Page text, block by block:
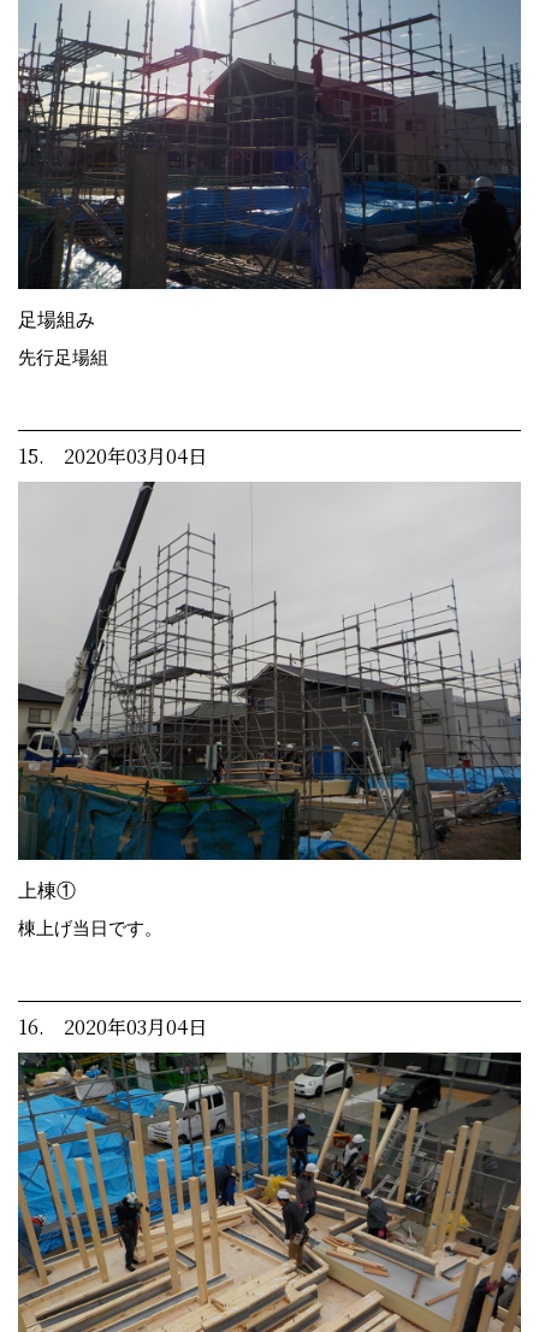
足場組み
先行足場組
15. 2020年03月04日
上棟①
棟上げ当日です。
16. 2020年03月04日